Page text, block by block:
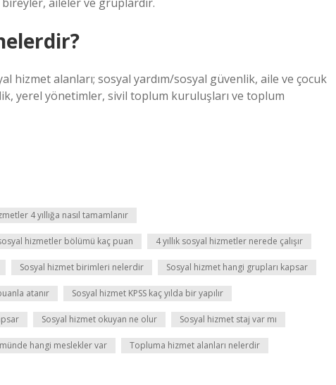
alanları; sosyal yardım/sosyal güvenlik, aile ve çocuk
yerel yönetimler, sivil toplum kuruluşları ve toplum
4 yıllığa nasıl tamamlanır
sosyal hizmetler bölümü kaç puan 4 yıllık sosyal hizmetler nerede çalışır
Sosyal hizmet birimleri nelerdir Sosyal hizmet hangi grupları kapsar
atanır Sosyal hizmet KPSS kaç yılda bir yapılır
Sosyal hizmet okuyan ne olur Sosyal hizmet staj var mı
hangi meslekler var Topluma hizmet alanları nelerdir